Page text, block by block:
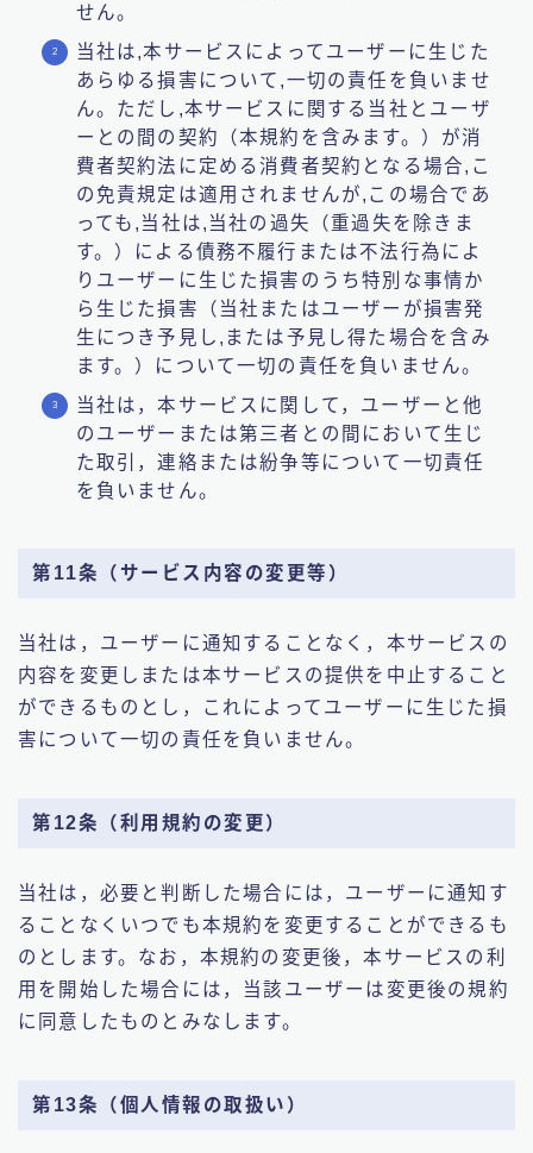
せん。
当社は,本サービスによってユーザーに生じた
あらゆる損害について,一切の責任を負いませ
ん。ただし,本サービスに関する当社とユーザ
ーとの間の契約（本規約を含みます。）が消
費者契約法に定める消費者契約となる場合,こ
の免責規定は適用されませんが,この場合であ
っても,当社は,当社の過失（重過失を除きま
す。）による債務不履行または不法行為によ
りユーザーに生じた損害のうち特別な事情か
ら生じた損害（当社またはユーザーが損害発
生につき予見し,または予見し得た場合を含み
ます。）について一切の責任を負いません。
当社は，本サービスに関して，ユーザーと他
のユーザーまたは第三者との間において生じ
た取引，連絡または紛争等について一切責任
を負いません。
第11条（サービス内容の変更等）
当社は，ユーザーに通知することなく，本サービスの
内容を変更しまたは本サービスの提供を中止すること
ができるものとし，これによってユーザーに生じた損
害について一切の責任を負いません。
第12条（利用規約の変更）
当社は，必要と判断した場合には，ユーザーに通知す
ることなくいつでも本規約を変更することができるも
のとします。なお，本規約の変更後，本サービスの利
用を開始した場合には，当該ユーザーは変更後の規約
に同意したものとみなします。
第13条（個人情報の取扱い）